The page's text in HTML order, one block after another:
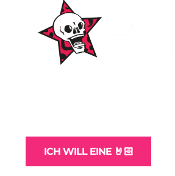
ICH WILL EINE 🤘🏻